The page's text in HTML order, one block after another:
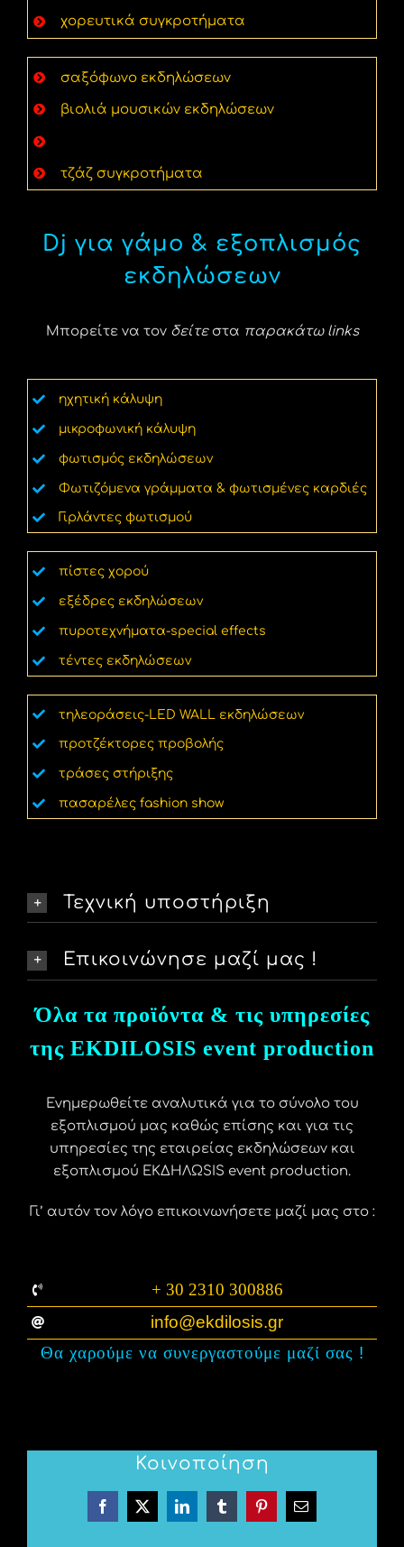
χορευτικά συγκροτήματα
σαξόφωνο εκδηλώσεων
βιολιά μουσικών εκδηλώσεων
τζάζ συγκροτήματα
Dj για γάμο & εξοπλισμός
εκδηλώσεων
Μπορείτε να τον δείτεστα παρακάτω links
ηχητική κάλυψη
μικροφωνική κάλυψη
φωτισμός εκδηλώσεων
Φωτιζόμενα γράμματα & φωτισμένες καρδιές
Γιρλάντες φωτισμού
πίστες χορού
εξέδρες εκδηλώσεων
πυροτεχνήματα-special effects
τέντες εκδηλώσεων
τηλεοράσεις-LED WALL εκδηλώσεων
προτζέκτορες προβολής
τράσες στήριξης
πασαρέλες fashion show
Τεχνική υποστήριξη
Επικοινώνησε μαζί μας !
Όλα τα προϊόντα & τις υπηρεσίες
της EKDILOSIS event production
Ενημερωθείτε αναλυτικά για το σύνολο του
εξοπλισμού μας καθώς επίσης και για τις
υπηρεσίες της εταιρείας εκδηλώσεων και
εξοπλισμού ΕΚΔΗΛΩSIS event production.
Γι’ αυτόν τον λόγο επικοινωνήσετε μαζί μας στο :
+ 30 2310 300886
info@ekdilosis.gr
Θα χαρούμε να συνεργαστούμε μαζί σας !
Κοινοποίηση
Facebook
X LinkedInTumblrPinterestEmail